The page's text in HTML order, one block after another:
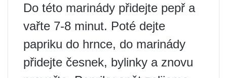
Do této marinády přidejte pepř a
vařte 7-8 minut. Poté dejte
papriku do hrnce, do marinády
přidejte česnek, bylinky a znovu